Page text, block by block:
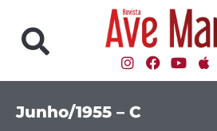
Junho/1955 – C